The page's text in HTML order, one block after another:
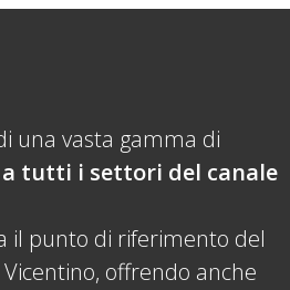
una vasta gamma di
tutti i settori del canale
il punto di riferimento del
offrendo anche